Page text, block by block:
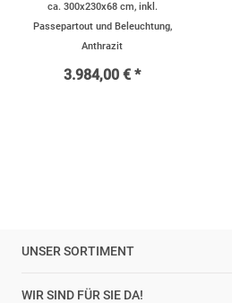
ca. 300x230x68 cm, inkl.
Passepartout und Beleuchtung,
Anthrazit
3.984,00 € *
UNSER SORTIMENT
WIR SIND FÜR SIE DA!